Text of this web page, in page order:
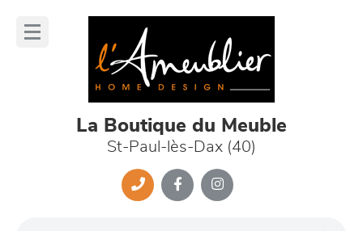
La Boutique du Meuble
St-Paul-lès-Dax (40)